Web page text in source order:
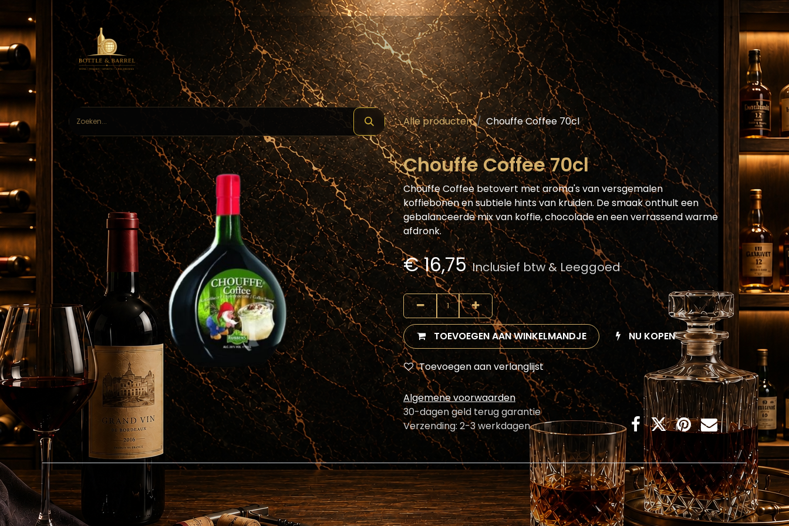
Home Webshop Schilde ( Wines & Spirits ) Masterclass Assortiment Blog Horecaplatform
Alle producten Chouffe Coffee 70cl
Chouffe Coffee 70cl
Chouffe Coffee betovert met aroma's van versgemalen
koffiebonen en subtiele hints van kruiden. De smaak onthult een
gebalanceerde mix van koffie, chocolade en een verrassend warme
afdronk.
€16,75 Inclusief btw & Leeggoed
TOEVOEGEN AAN WINKELMANDJE NU KOPEN
Toevoegen aan verlanglijst
Algemene voorwaarden
30-dagen geld terug garantie
Verzending: 2-3 werkdagen
Specificaties